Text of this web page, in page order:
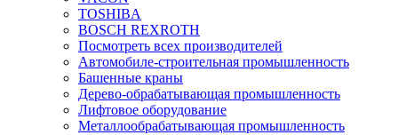
TOSHIBA
BOSCH REXROTH
Посмотреть всех производителей
Автомобиле-строительная промышленность
Башенные краны
Дерево-обрабатывающая промышленность
Лифтовое оборудование
Металлообрабатывающая промышленность